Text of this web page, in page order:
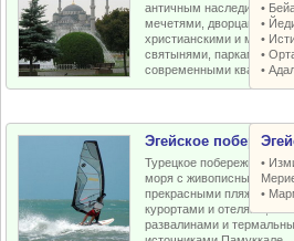
античным наследием,
мечетями, дворцами,
христианскими и
святынями, парками,
современными
•
•
•
•
•
Эгейское побережье
Турецкое побережье
моря с живописными
прекрасными пляжами,
курортами и отелями,
развалинами и
•
•